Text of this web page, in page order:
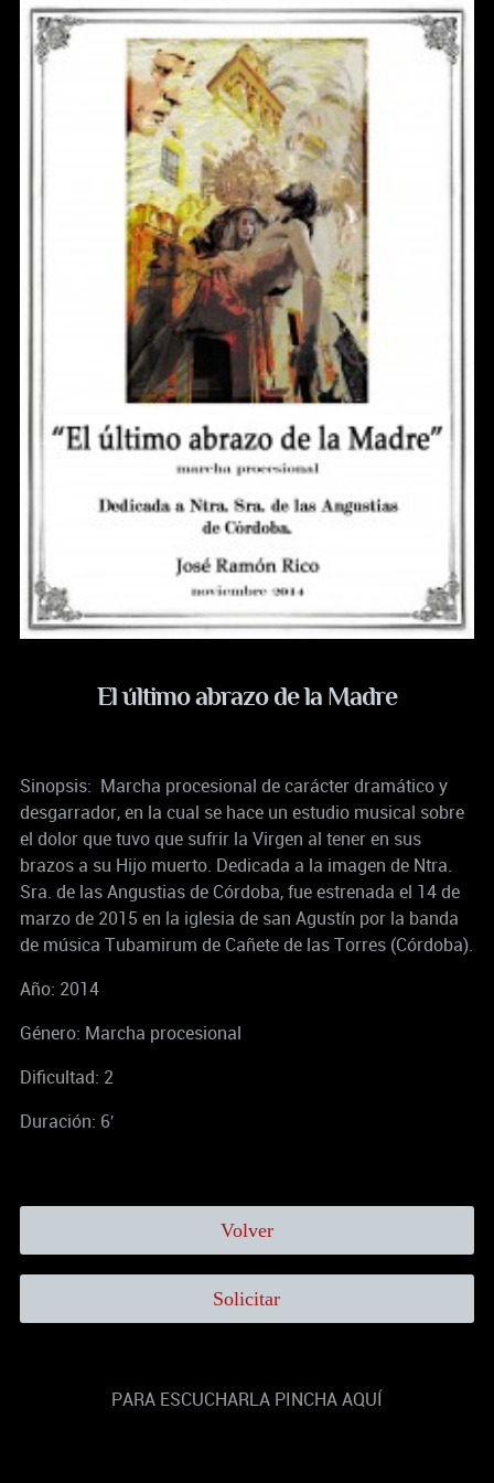
El último abrazo de la Madre
Sinopsis: Marcha procesional de carácter dramático y
desgarrador, en la cual se hace un estudio musical sobre
el dolor que tuvo que sufrir la Virgen al tener en sus
brazos a su Hijo muerto. Dedicada a la imagen de Ntra.
Sra. de las Angustias de Córdoba, fue estrenada el 14 de
marzo de 2015 en la iglesia de san Agustín por la banda
de música Tubamirum de Cañete de las Torres (Córdoba).
Año: 2014
Género: Marcha procesional
Dificultad: 2
Duración: 6′
Volver
Solicitar
PARA ESCUCHARLA PINCHA AQUÍ